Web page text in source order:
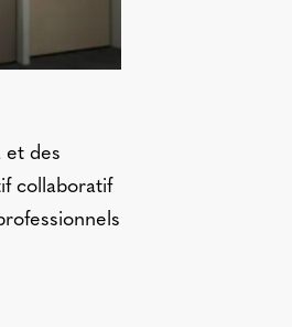
et des
collaboratif